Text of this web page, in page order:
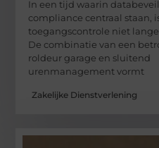
In een tijd waarin
compliance centraal staan,
toegangscontrole niet
De combinatie van een
roldeur garage en sluitend
urenmanagement vormt
Zakelijke Dienstverlening